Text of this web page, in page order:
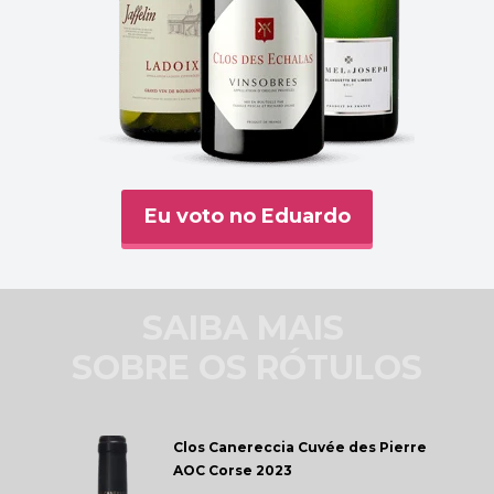
Eu voto no Eduardo
Clos Canereccia Cuvée des Pierre
AOC Corse 2023